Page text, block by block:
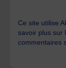
Ce site utilise
savoir plus sur
commentaires